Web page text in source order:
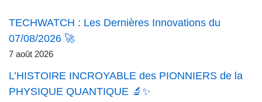
TECHWATCH : Les Dernières Innovations du
07/08/2026 🚀
7 août 2026
L’HISTOIRE INCROYABLE des PIONNIERS de la
PHYSIQUE QUANTIQUE 🔬✨